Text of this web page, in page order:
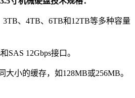
、4TB、6TB和12TB等多种容量
SAS 12Gbps接口。
大小的缓存，如128MB或256MB。